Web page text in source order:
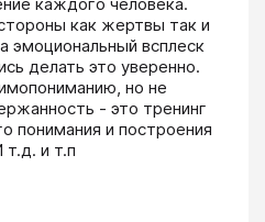
как жертвы так и
эмоциональный всплеск
делать это уверенно.
но не
- это тренинг
понимания и построения
т.д. и т.п